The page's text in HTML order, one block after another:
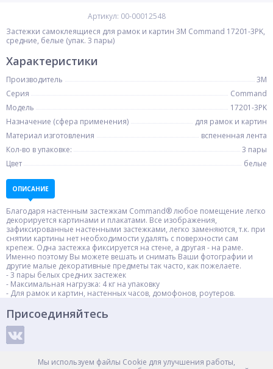
Артикул: 00-00012548
Застежки самоклеящиеся для рамок и картин 3M Command 17201-3PK,
средние, белые (упак. 3 пары)
Характеристики
Производитель
3M
Серия
Command
Модель
17201-3PK
Назначение (сфера применения)
для рамок и картин
Материал изготовления
вспененная лента
Кол-во в упаковке:
3 пары
Цвет
белые
ОПИСАНИЕ
Благодаря настенным застежкам Command® любое помещение легко
декорируется картинами и плакатами. Все изображения,
зафиксированные настенными застежками, легко заменяются, т.к. при
снятии картины нет необходимости удалять с поверхности сам
крепеж. Одна застежка фиксируется на стене, а другая - на раме.
Именно поэтому Вы можете вешать и снимать Ваши фотографии и
другие малые декоративные предметы так часто, как пожелаете.
- 3 пары белых средних застежек
- Максимальная нагрузка: 4 кг на упаковку
- Для рамок и картин, настенных часов, домофонов, роутеров.
Мы используем файлы Cookie для улучшения работы,
Присоединяйтесь
Способы оплаты